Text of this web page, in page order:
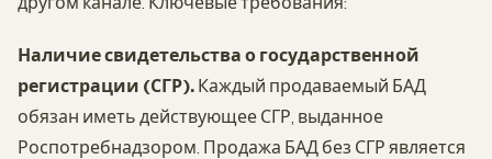
Наличие свидетельства о государственной
регистрации (СГР). Каждый продаваемый БАД
обязан иметь действующее СГР, выданное
Роспотребнадзором. Продажа БАД без СГР является